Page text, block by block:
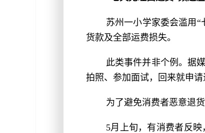
苏州一小学家委会滥用
货款及全部运费损失。
此类事件并非个例。据
拍照、参加面试，回来就申
为了避免消费者恶意退
5月上旬，有消费者反